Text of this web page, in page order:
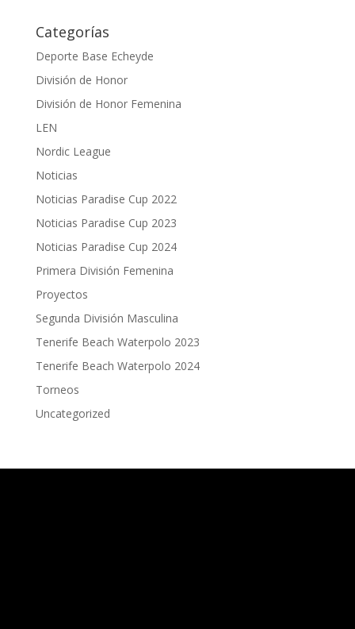
Categorías
Deporte Base Echeyde
División de Honor
División de Honor Femenina
LEN
Nordic League
Noticias
Noticias Paradise Cup 2022
Noticias Paradise Cup 2023
Noticias Paradise Cup 2024
Primera División Femenina
Proyectos
Segunda División Masculina
Tenerife Beach Waterpolo 2023
Tenerife Beach Waterpolo 2024
Torneos
Uncategorized